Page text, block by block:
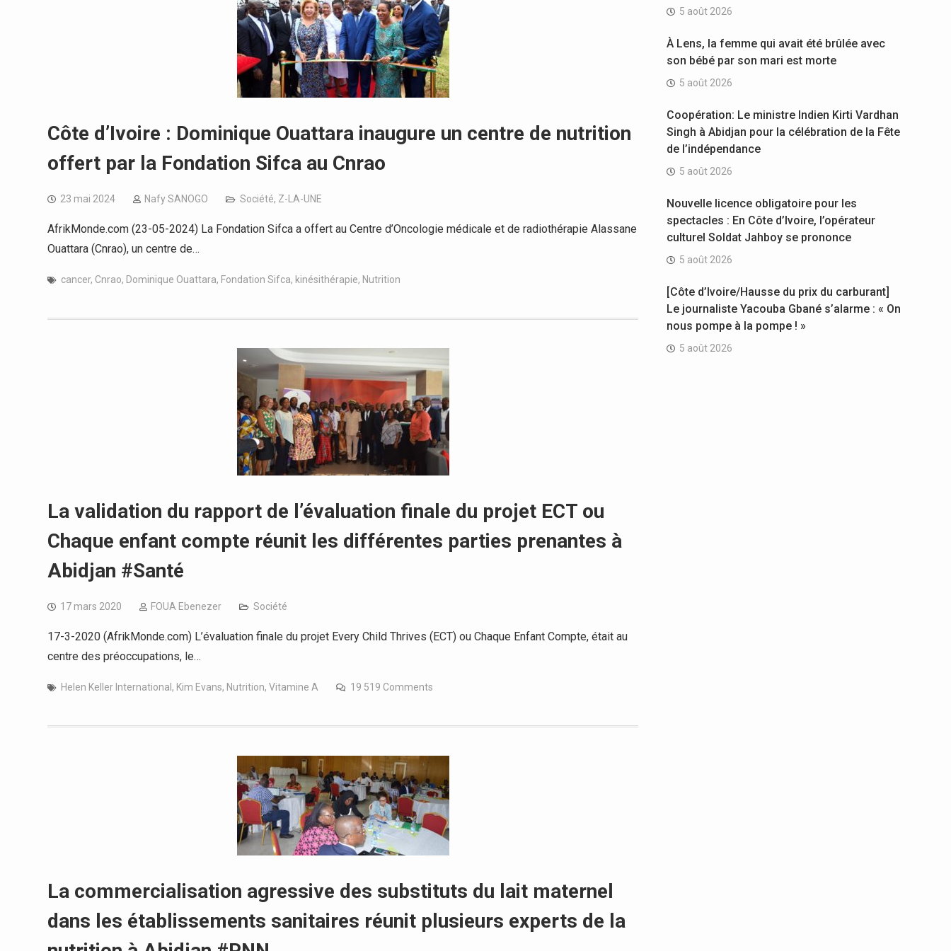
Côte d’Ivoire : Dominique Ouattara inaugure un centre de nutrition
offert par la Fondation Sifca au Cnrao
23 mai 2024 Nafy SANOGO Société, Z-LA-UNE
AfrikMonde.com (23-05-2024) La Fondation Sifca a offert au Centre d’Oncologie médicale et de radiothérapie Alassane
Ouattara (Cnrao), un centre de…
cancer, Cnrao, Dominique Ouattara, Fondation Sifca, kinésithérapie, Nutrition
La validation du rapport de l’évaluation finale du projet ECT ou
Chaque enfant compte réunit les différentes parties prenantes à
Abidjan #Santé
17 mars 2020 FOUA Ebenezer Société
17-3-2020 (AfrikMonde.com) L’évaluation finale du projet Every Child Thrives (ECT) ou Chaque Enfant Compte, était au
centre des préoccupations, le…
Helen Keller International , Kim Evans, Nutrition, Vitamine A 19 519 Comments
La commercialisation agressive des substituts du lait maternel
dans les établissements sanitaires réunit plusieurs experts de la
5 août 2026
À Lens, la femme qui avait été brûlée avec
son bébé par son mari est morte
5 août 2026
Coopération: Le ministre Indien Kirti Vardhan
Singh à Abidjan pour la célébration de la Fête
de l’indépendance
5 août 2026
Nouvelle licence obligatoire pour les
spectacles : En Côte d’Ivoire, l’opérateur
culturel Soldat Jahboy se prononce
5 août 2026
[Côte d’Ivoire/Hausse du prix du carburant]
Le journaliste Yacouba Gbané s’alarme : « On
nous pompe à la pompe ! »
5 août 2026